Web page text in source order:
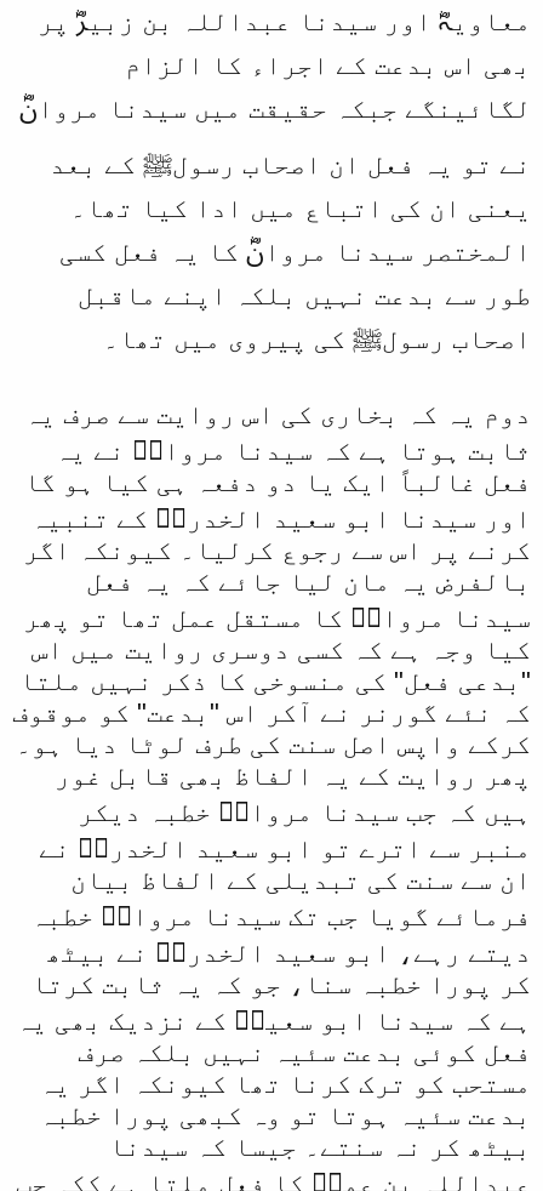
معاویہؓ اور سیدنا عبداللہ بن زبیرؓ پر
بھی اس بدعت کے اجراء کا الزام
لگائینگے جبکہ حقیقت میں سیدنا مروانؓ
نے تو یہ فعل ان اصحاب رسولﷺ کے بعد
یعنی ان کی اتباع میں ادا کیا تھا۔
المختصر سیدنا مروانؓ کا یہ فعل کسی
طور سے بدعت نہیں بلکہ اپنے ماقبل
اصحاب رسولﷺ کی پیروی میں تھا۔
دوم یہ کہ بخاری کی اس روایت سے صرف یہ
ثابت ہوتا ہے کہ سیدنا مروانؓ نے یہ
فعل غالباً ایک یا دو دفعہ ہی کیا ہو گا
اور سیدنا ابو سعید الخدریؓ کے تنبیہ
کرنے پر اس سے رجوع کرلیا۔ کیونکہ اگر
بالفرض یہ مان لیا جائے کہ یہ فعل
سیدنا مروانؓ کا مستقل عمل تھا تو پھر
کیا وجہ ہے کہ کسی دوسری روایت میں اس
"بدعی فعل" کی منسوخی کا ذکر نہیں ملتا
کہ نئے گورنر نے آکر اس "بدعت" کو موقوف
کرکے واپس اصل سنت کی طرف لوٹا دیا ہو۔
پھر روایت کے یہ الفاظ بھی قابل غور
ہیں کہ جب سیدنا مروانؓ خطبہ دیکر
منبر سے اترے تو ابو سعید الخدریؓ نے
ان سے سنت کی تبدیلی کے الفاظ بیان
فرمائے گویا جب تک سیدنا مروانؓ خطبہ
دیتے رہے، ابو سعید الخدریؓ نے بیٹھ
کر پورا خطبہ سنا، جو کہ یہ ثابت کرتا
ہے کہ سیدنا ابو سعیدؓ کے نزدیک بھی یہ
فعل کوئی بدعت سئیہ نہیں بلکہ صرف
مستحب کو ترک کرنا تھا کیونکہ اگر یہ
بدعت سئیہ ہوتا تو وہ کبھی پورا خطبہ
بیٹھ کر نہ سنتے۔ جیسا کہ سیدنا
عبداللہ بن عمرؓ کا فعل ملتا ہے ککہ جب